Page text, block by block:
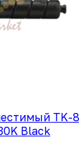
TK-
Black